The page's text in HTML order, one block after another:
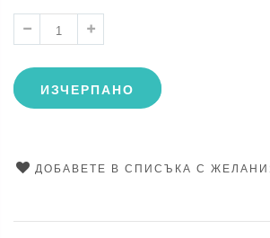
ИЗЧЕРПАНО
ДОБАВЕТЕ В СПИСЪКА С